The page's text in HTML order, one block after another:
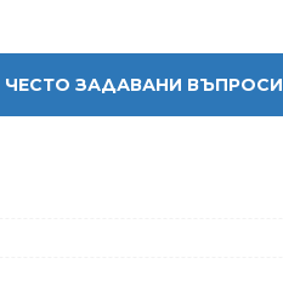
ЧЕСТО ЗАДАВАНИ ВЪПРОСИ